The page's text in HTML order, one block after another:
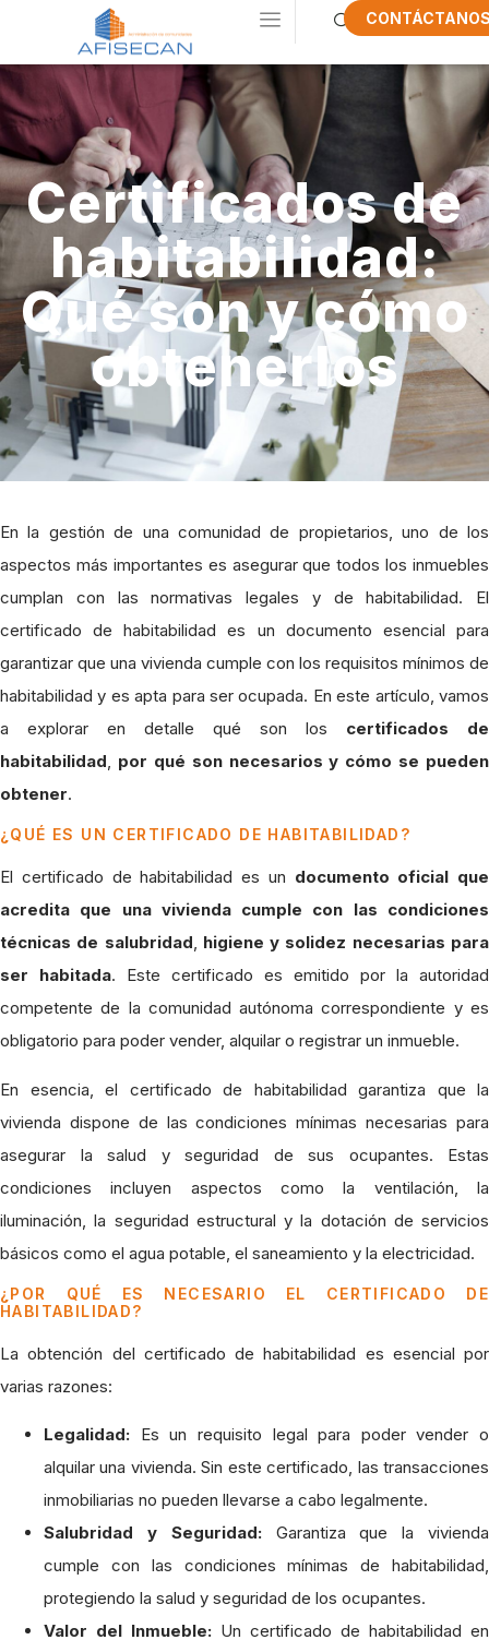
Certificados de
habitabilidad:
Qué son y cómo
obtenerlos
En la gestión de una comunidad de propietarios, uno de los
aspectos más importantes es asegurar que todos los inmuebles
cumplan con las normativas legales y de habitabilidad. El
certificado de habitabilidad es un documento esencial para
garantizar que una vivienda cumple con los requisitos mínimos de
habitabilidad y es apta para ser ocupada. En este artículo, vamos
a explorar en detalle qué son los certificados de
habitabilidad, por qué son necesarios y cómo se pueden
obtener.
¿QUÉ ES UN CERTIFICADO DE HABITABILIDAD?
El certificado de habitabilidad es un documento oficial que
acredita que una vivienda cumple con las condiciones
técnicas de salubridad, higiene y solidez necesarias para
ser habitada. Este certificado es emitido por la autoridad
competente de la comunidad autónoma correspondiente y es
obligatorio para poder vender, alquilar o registrar un inmueble.
En esencia, el certificado de habitabilidad garantiza que la
vivienda dispone de las condiciones mínimas necesarias para
asegurar la salud y seguridad de sus ocupantes. Estas
condiciones incluyen aspectos como la ventilación, la
iluminación, la seguridad estructural y la dotación de servicios
básicos como el agua potable, el saneamiento y la electricidad.
¿POR QUÉ ES NECESARIO EL CERTIFICADO DE
HABITABILIDAD?
La obtención del certificado de habitabilidad es esencial por
varias razones:
Legalidad: Es un requisito legal para poder vender o
alquilar una vivienda. Sin este certificado, las transacciones
inmobiliarias no pueden llevarse a cabo legalmente.
Salubridad y Seguridad:Garantiza que la vivienda
cumple con las condiciones mínimas de habitabilidad,
protegiendo la salud y seguridad de los ocupantes.
Valor del Inmueble: Un certificado de habitabilidad en